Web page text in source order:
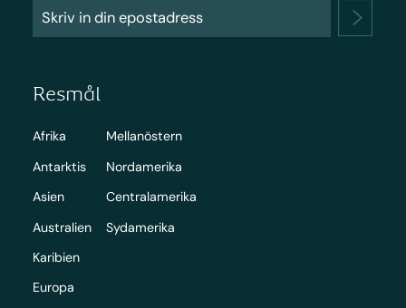
Resmål
Afrika
Antarktis
Asien
Australien
Karibien
Europa
Mellanöstern
Nordamerika
Centralamerika
Sydamerika